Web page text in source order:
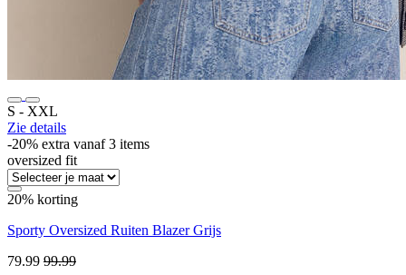
S ‐ XXL
Zie details
-20% extra vanaf 3 items
oversized fit
20% korting
Sporty Oversized Ruiten Blazer Grijs
79.99 99.99